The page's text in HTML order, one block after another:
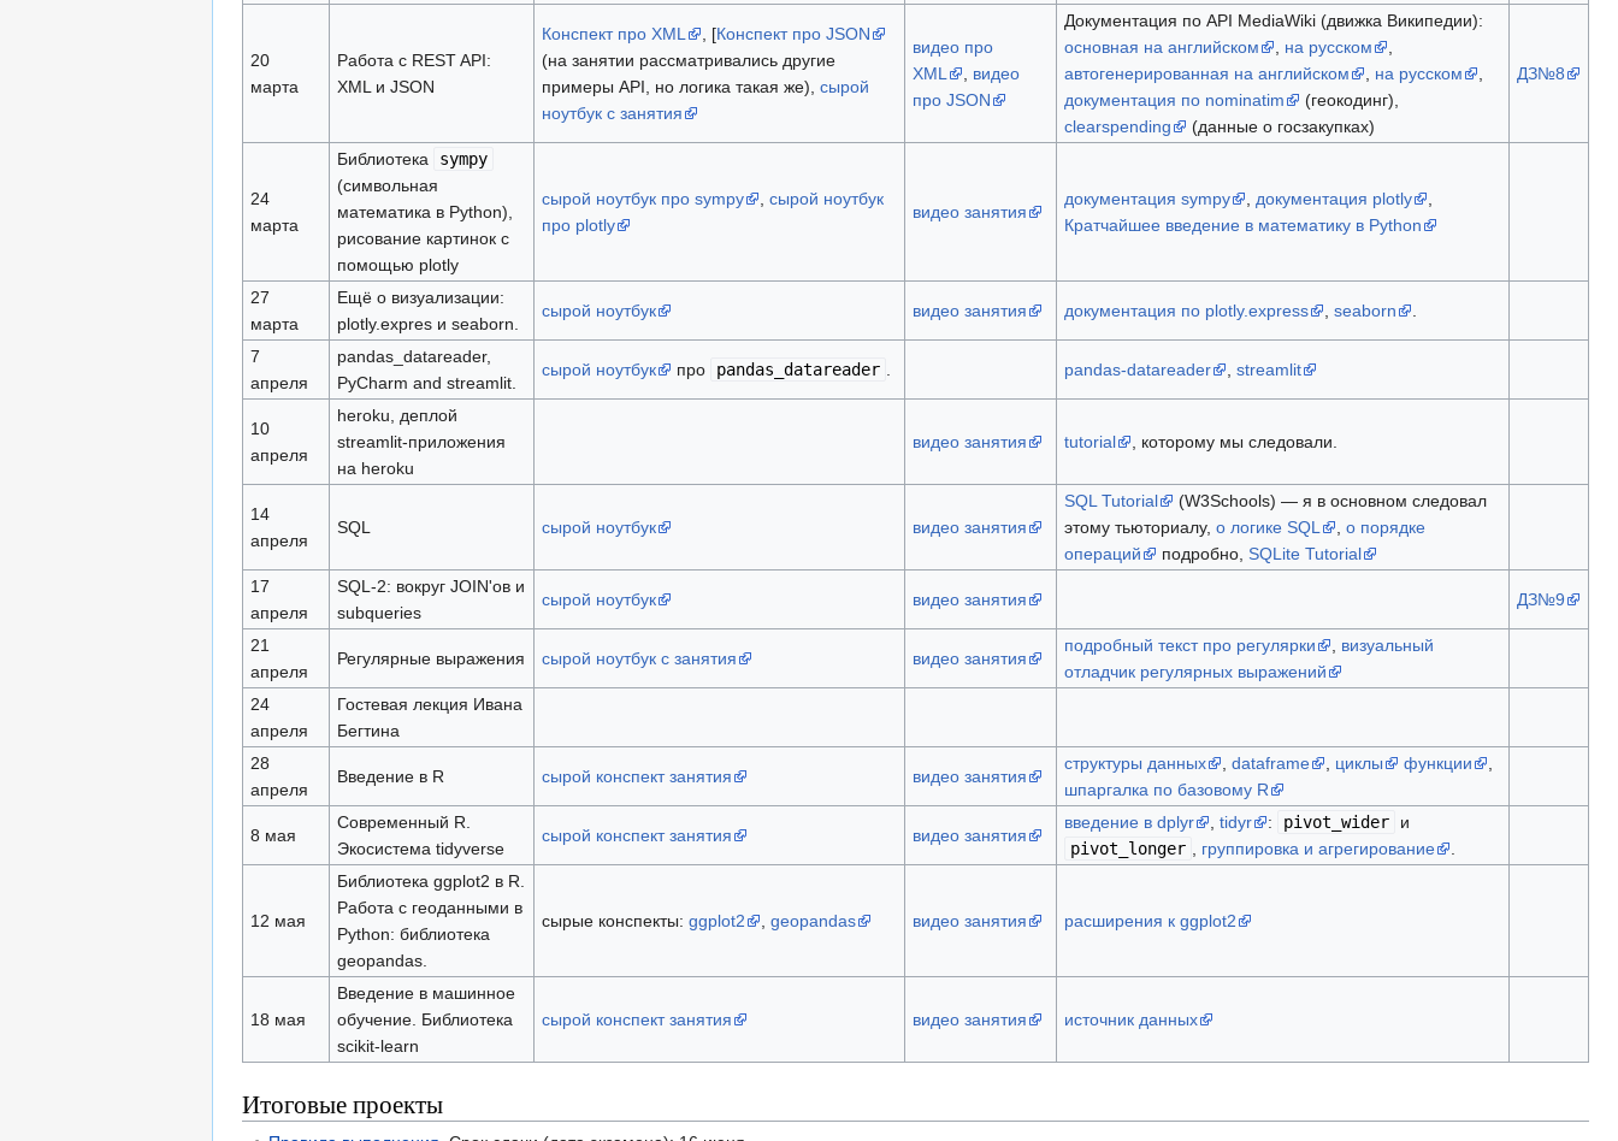
20
марта
Работа с REST API:
XML и JSON
Конспект про XML , [Конспект про JSON
(на занятии рассматривались другие
примеры API, но логика такая же), сырой
ноутбук с занятия
видео про
XML
, видео
про JSON
Документация по API MediaWiki (движка Википедии):
основная на английском
, на русском
,
автогенерированная на английском
, на русском
,
документация по nominatim
(геокодинг),
clearspending
(данные о госзакупках)
ДЗ№8
24
марта
Библиотека
sympy
(символьная
математика в Python),
рисование картинок с
помощью plotly
сырой ноутбук про sympy , сырой ноутбук
про plotly
видео занятия
документация sympy , документация plotly
,
Кратчайшее введение в математику в Python
27
марта
Ещё о визуализации:
plotly.expres и seaborn.
сырой ноутбук видео занятия документация по plotly.express , seaborn .
7
апреля
pandas_datareader,
PyCharm and streamlit.
сырой ноутбук про pandas_datareader . pandas-datareader , streamlit
10
апреля
heroku, деплой
streamlit-приложения
на heroku
видео занятия tutorial , которому мы следовали.
14
апреля
SQL сырой ноутбук видео занятия
SQL Tutorial
(W3Schools) — я в основном следовал
этому тьюториалу, о логике SQL , о порядке
операций
подробно, SQLite Tutorial
17
апреля
SQL-2: вокруг JOIN'ов и
subqueries
сырой ноутбук видео занятия ДЗ№9
21
апреля
Регулярные выражения сырой ноутбук с занятия видео занятия
подробный текст про регулярки , визуальный
отладчик регулярных выражений
24
апреля
Гостевая лекция Ивана
Бегтина
28
апреля
Введение в R сырой конспект занятия видео занятия
структуры данных , dataframe , циклы функции
,
шпаргалка по базовому R
8 мая
Современный R.
Экосистема tidyverse
сырой конспект занятия видео занятия
введение в dplyr , tidyr : pivot_wider
и
pivot_longer , группировка и агрегирование .
12 мая
Библиотека ggplot2 в R.
Работа с геоданными в
Python: библиотека
geopandas.
сырые конспекты: ggplot2 , geopandas видео занятия расширения к ggplot2
18 мая
Введение в машинное
обучение. Библиотека
scikit-learn
сырой конспект занятия видео занятия источник данных
Итоговые проекты